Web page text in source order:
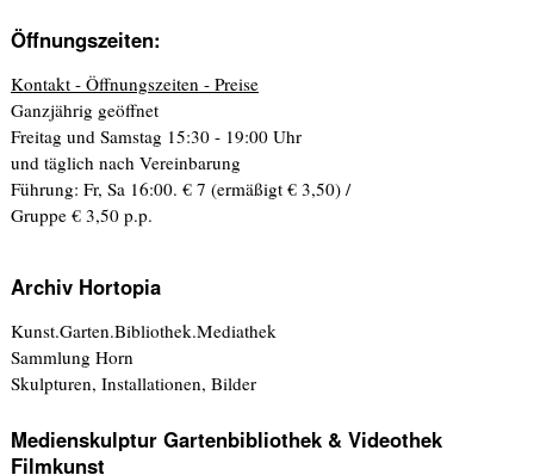
Öffnungszeiten:
Kontakt - Öffnungszeiten - Preise
Ganzjährig geöffnet
Freitag und Samstag 15:30 - 19:00 Uhr
und täglich nach Vereinbarung
Führung: Fr, Sa 16:00. € 7 (ermäßigt € 3,50) /
Gruppe € 3,50 p.p.
Archiv Hortopia
Kunst.Garten.Bibliothek.Mediathek
Sammlung Horn
Skulpturen, Installationen, Bilder
Medienskulptur Gartenbibliothek & Videothek
Filmkunst